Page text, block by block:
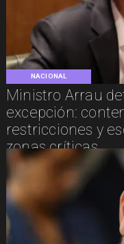
NACIONAL
Ministro Arrau
excepción:
restricciones y
zonas críticas